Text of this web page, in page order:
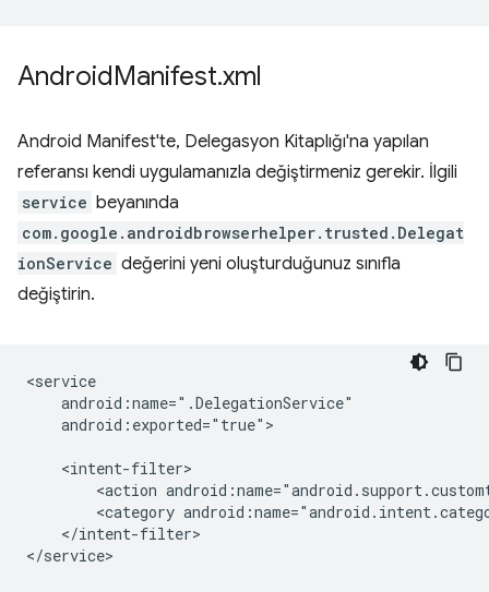
AndroidManifest.xml
Android Manifest'te, Delegasyon Kitaplığı'na yapılan
referansı kendi uygulamanızla değiştirmeniz gerekir. İlgili
service beyanında
com.google.androidbrowserhelper.trusted.Delegat
ionService değerini yeni oluşturduğunuz sınıfla
değiştirin.
android:exported="true">
<action
<category
</intent-filter>